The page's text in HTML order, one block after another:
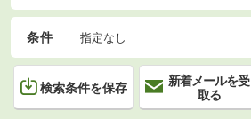
条件 指定なし
検索条件を保存
新着メールを受
取る